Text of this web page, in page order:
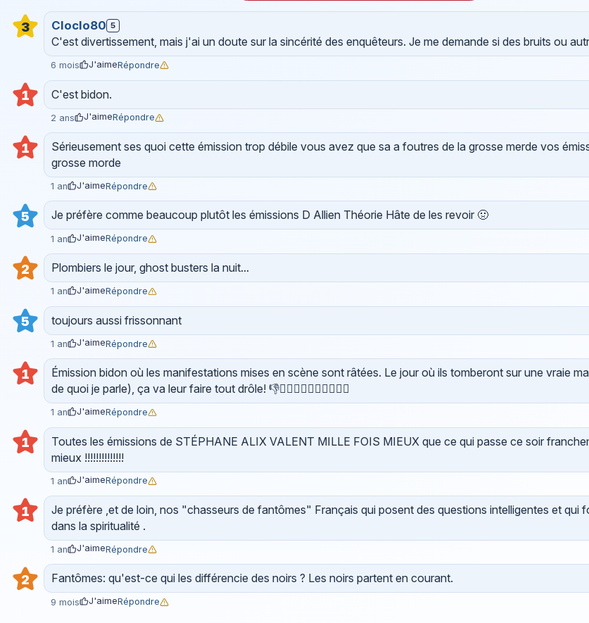
3 Cloclo80 5
C'est divertissement, mais j'ai un doute sur la sincérité des enquêteurs. Je me demande si des bruits ou
6 mois J'aimeRépondre
1 C'est bidon.
2 ans J'aimeRépondre
1
Sérieusement ses quoi cette émission trop débile vous avez que sa a foutres de la grosse merde vos
grosse morde
1 an J'aimeRépondre
5 Je préfère comme beaucoup plutôt les émissions D Allien Théorie Hâte de les revoir 🤢
1 an J'aimeRépondre
2 Plombiers le jour, ghost busters la nuit...
1 an J'aimeRépondre
5 toujours aussi frissonnant
1 an J'aimeRépondre
1
Émission bidon où les manifestations mises en scène sont râtées. Le jour où ils tomberont sur une vraie
de quoi je parle), ça va leur faire tout drôle! 👎👎🏻👎🏼👎🏽👎🏾👎🏿
1 an J'aimeRépondre
1
Toutes les émissions de STÉPHANE ALIX VALENT MILLE FOIS MIEUX que ce qui passe ce soir
mieux !!!!!!!!!!!!!!
1 an J'aimeRépondre
1
Je préfère ,et de loin, nos "chasseurs de fantômes" Français qui posent des questions intelligentes et qui
dans la spiritualité .
1 an J'aimeRépondre
2 Fantômes: qu'est-ce qui les différencie des noirs ? Les noirs partent en courant.
9 mois J'aimeRépondre